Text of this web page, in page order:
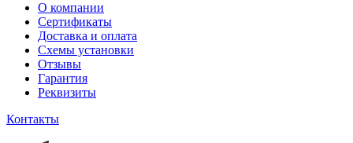
О компании
Сертификаты
Доставка и оплата
Схемы установки
Отзывы
Гарантия
Реквизиты
Контакты